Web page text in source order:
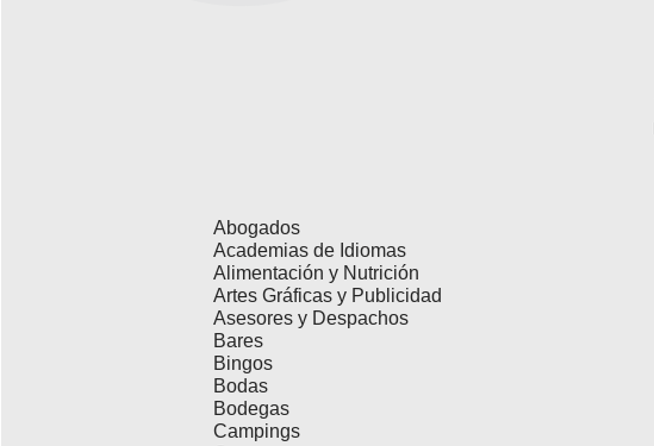
Abogados
Academias de Idiomas
Alimentación y Nutrición
Artes Gráficas y Publicidad
Asesores y Despachos
Bares
Bingos
Bodas
Bodegas
Campings